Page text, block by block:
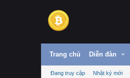
Trang chủ Diễn đàn
Đang truy cập Nhật ký mới